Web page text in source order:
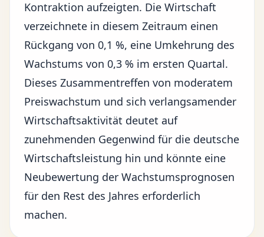
Kontraktion aufzeigten. Die Wirtschaft
verzeichnete in diesem Zeitraum einen
Rückgang von 0,1 %, eine Umkehrung des
Wachstums von 0,3 % im ersten Quartal.
Dieses Zusammentreffen von moderatem
Preiswachstum und sich verlangsamender
Wirtschaftsaktivität deutet auf
zunehmenden Gegenwind für die deutsche
Wirtschaftsleistung hin und könnte eine
Neubewertung der Wachstumsprognosen
für den Rest des Jahres erforderlich
machen.